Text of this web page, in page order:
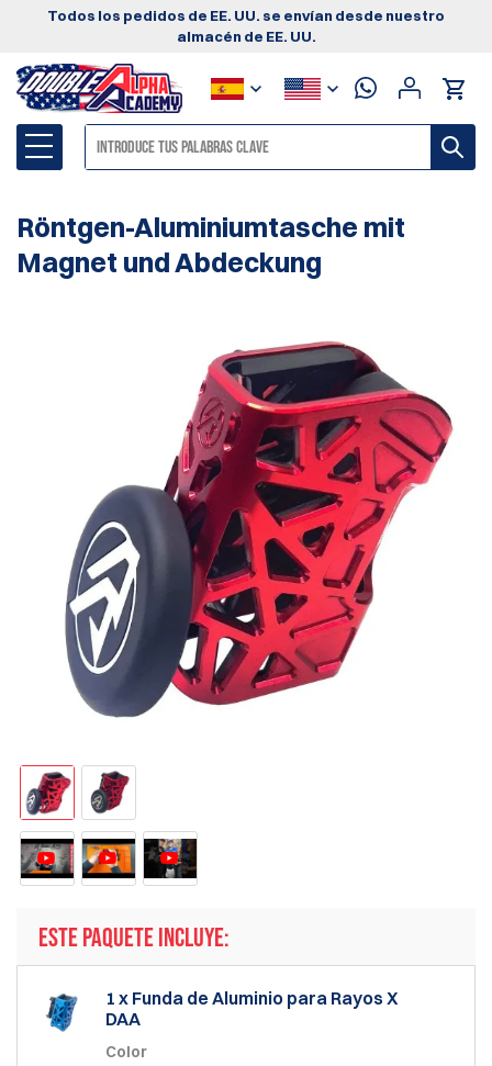
Todos los pedidos de EE. UU. se envían desde nuestro
almacén de EE. UU.
Röntgen-Aluminiumtasche mit
Magnet und Abdeckung
ESTE PAQUETE INCLUYE:
1 x Funda de Aluminio para Rayos X
DAA
Color